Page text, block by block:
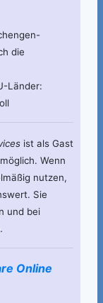
die
Länder:
ist als Gast
Wenn
nutzen,
Sie
und bei
Online